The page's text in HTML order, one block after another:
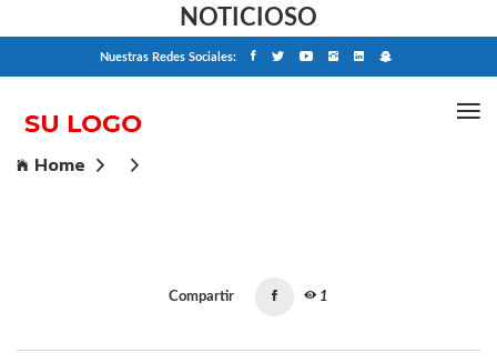
NOTICIOSO
Nuestras Redes Sociales:
Home
Compartir 1